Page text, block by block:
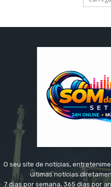
O seu site de notícias,
últimas notícias
7 dias por semana, 365 dias por